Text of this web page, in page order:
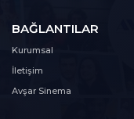
BAĞLANTILAR
Kurumsal
İletişim
Avşar Sinema